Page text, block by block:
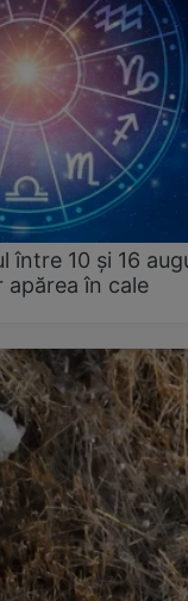
între 10 și 16
în cale